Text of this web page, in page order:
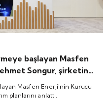
başlayan Masfen
Songur, şirketin
Masfen Enerji'nin Kurucu
planlarını anlattı.